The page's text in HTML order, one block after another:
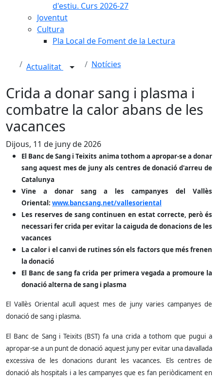
d'estiu. Curs 2026-27
Joventut
Cultura
Pla Local de Foment de la Lectura
Actualitat Notícies
Crida a donar sang i plasma i
combatre la calor abans de les
vacances
Dijous, 11 de juny de 2026
El Banc de Sang i Teixits anima tothom a apropar-se a donar
sang aquest mes de juny als centres de donació d'arreu de
Catalunya
Vine a donar sang a les campanyes del Vallès
Oriental: www.bancsang.net/vallesoriental
Les reserves de sang continuen en estat correcte, però és
necessari fer crida per evitar la caiguda de donacions de les
vacances
La calor i el canvi de rutines són els factors que més frenen
la donació
El Banc de sang fa crida per primera vegada a promoure la
donació alterna de sang i plasma
El Vallès Oriental acull aquest mes de juny varies campanyes de
donació de sang i plasma.
El Banc de Sang i Teixits (BST) fa una crida a tothom que pugui a
apropar-se a un punt de donació aquest juny per evitar una davallada
excessiva de les donacions durant les vacances. Els centres de
donació als hospitals i a les campanyes que es fan periòdicament en